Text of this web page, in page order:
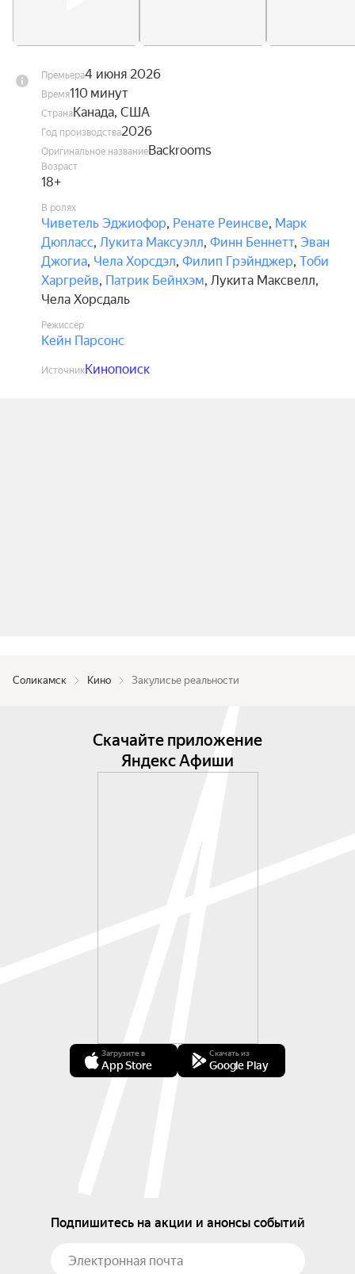
Премьера4 июня 2026
Время110 минут
СтранаКанада, США
Год производства2026
Оригинальное названиеBackrooms
Возраст
18+
В ролях
Чиветель Эджиофор, Ренате Реинсве, Марк
Дюпласс, Лукита Максуэлл, Финн Беннетт, Эван
Джогиа, Чела Хорсдэл, Филип Грэйнджер, Тоби
Харгрейв, Патрик Бейнхэм, Лукита Максвелл,
Чела Хорсдаль
Режиссёр
Кейн Парсонс
ИсточникКинопоиск
Соликамск Кино Закулисье реальности
Скачайте приложение
Яндекс Афиши
Загрузите в
App Store
Скачать из
Google Play
Подпишитесь на акции и анонсы событий